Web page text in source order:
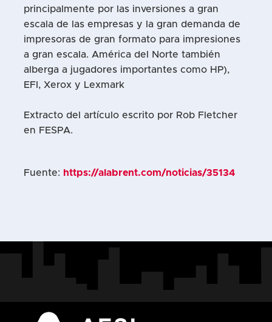
principalmente por las inversiones a gran
escala de las empresas y la gran demanda de
impresoras de gran formato para impresiones
a gran escala. América del Norte también
alberga a jugadores importantes como HP),
EFI, Xerox y Lexmark
Extracto del artículo escrito por Rob Fletcher
en FESPA.
Fuente: https://alabrent.com/noticias/35134